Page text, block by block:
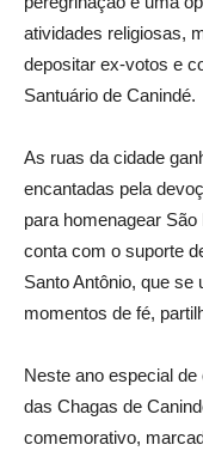
atividades religiosas,
depositar ex-votos e
Santuário de Canindé.
As ruas da cidade
encantadas pela
para homenagear
conta com o suporte
Santo Antônio, que
momentos de fé,
Neste ano especial
das Chagas de
comemorativo,